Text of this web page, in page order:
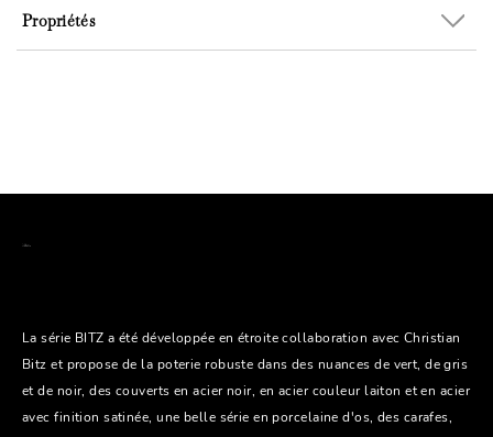
Propriétés
La série BITZ a été développée en étroite collaboration avec Christian
Bitz et propose de la poterie robuste dans des nuances de vert, de gris
et de noir, des couverts en acier noir, en acier couleur laiton et en acier
avec finition satinée, une belle série en porcelaine d'os, des carafes,